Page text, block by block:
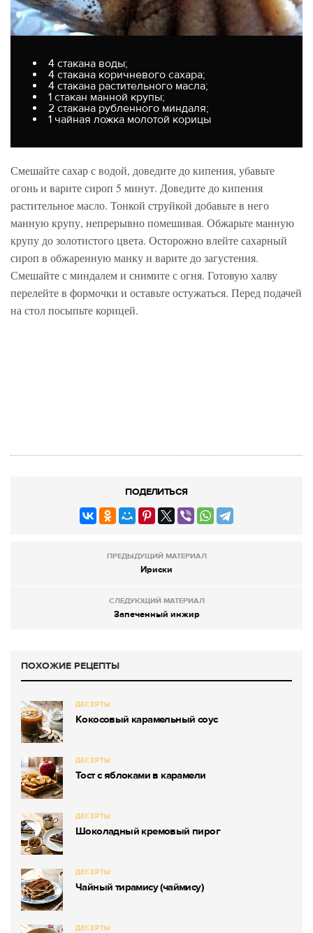
4 стакана воды;
4 стакана коричневого сахара;
4 стакана растительного масла;
1 стакан манной крупы;
2 стакана рубленного миндаля;
1 чайная ложка молотой корицы
Смешайте сахар с водой, доведите до кипения, убавьте
огонь и варите сироп 5 минут. Доведите до кипения
растительное масло. Тонкой струйкой добавьте в него
манную крупу, непрерывно помешивая. Обжарьте манную
крупу до золотистого цвета. Осторожно влейте сахарный
сироп в обжаренную манку и варите до загустения.
Смешайте с миндалем и снимите с огня. Готовую халву
перелейте в формочки и оставьте остужаться. Перед подачей
на стол посыпьте корицей.
ПОДЕЛИТЬСЯ
ПРЕДЫДУЩИЙ МАТЕРИАЛ
Ириски
СЛЕДУЮЩИЙ МАТЕРИАЛ
Запеченный инжир
ПОХОЖИЕ РЕЦЕПТЫ
ДЕСЕРТЫ
Кокосовый карамельный соус
ДЕСЕРТЫ
Тост с яблоками в карамели
ДЕСЕРТЫ
Шоколадный кремовый пирог
ДЕСЕРТЫ
Чайный тирамису (чаймису)
ДЕСЕРТЫ